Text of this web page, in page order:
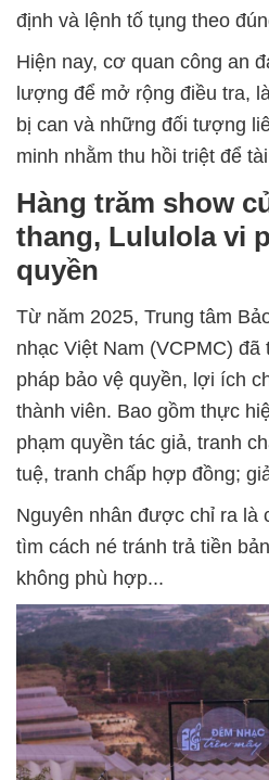
định và lệnh tố tụng theo
Hiện nay, cơ quan công an
lượng để mở rộng điều tra,
bị can và những đối tượng
minh nhằm thu hồi triệt để
Hàng trăm show
thang, Lululola vi
quyền
Từ năm 2025, Trung tâm
nhạc Việt Nam (VCPMC) đã
pháp bảo vệ quyền, lợi ích
thành viên. Bao gồm thực
phạm quyền tác giả, tranh
tuệ, tranh chấp hợp đồng;
Nguyên nhân được chỉ ra là
tìm cách né tránh trả tiền
không phù hợp...